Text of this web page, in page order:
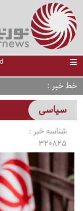
خط خبر
سیاسی
شناسه خبر :
320825